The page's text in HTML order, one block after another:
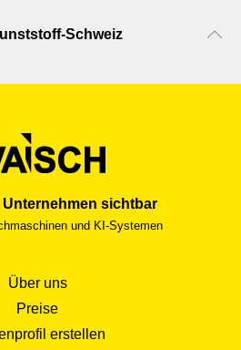
Schweiz
Unternehmen sichtbar
und KI-Systemen
Über uns
Preise
erstellen